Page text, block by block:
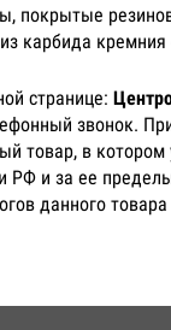
покрытые
карбида
странице:
звонок.
товар, в
РФ и за ее
данного товара